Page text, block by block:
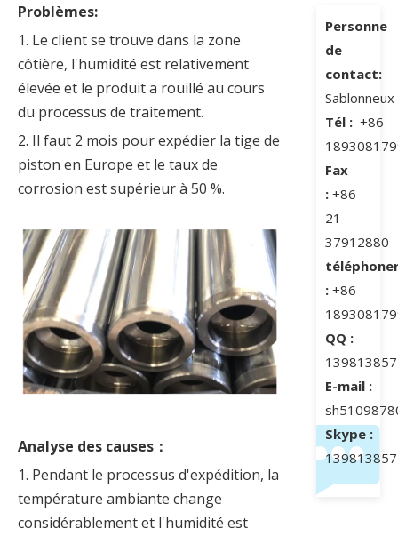
Problèmes:
1. Le client se trouve dans la zone
côtière, l'humidité est relativement
élevée et le produit a rouillé au cours
du processus de traitement.
2. Il faut 2 mois pour expédier la tige de
piston en Europe et le taux de
corrosion est supérieur à 50 %.
Analyse des causes：
1. Pendant le processus d'expédition, la
température ambiante change
considérablement et l'humidité est
Personne
de
contact:
Sablonneux
Tél : +86-
Fax
: +86
21-
37912880
: +86-
QQ :
E-mail :
Skype :